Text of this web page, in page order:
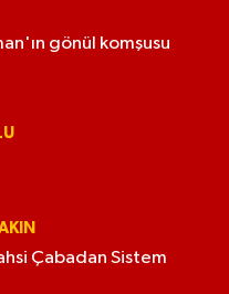
gönül komşusu
Çabadan Sistem